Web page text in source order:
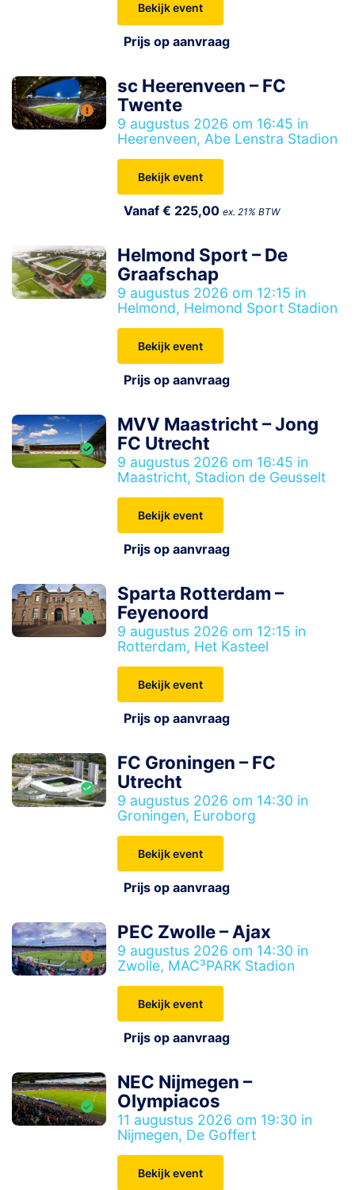
Bekijk event
Prijs op aanvraag
sc Heerenveen – FC
Twente
9 augustus 2026 om 16:45 in
Heerenveen, Abe Lenstra Stadion
Bekijk event
Vanaf € 225,00ex. 21% BTW
Helmond Sport – De
Graafschap
9 augustus 2026 om 12:15 in
Helmond, Helmond Sport Stadion
Bekijk event
Prijs op aanvraag
MVV Maastricht – Jong
FC Utrecht
9 augustus 2026 om 16:45 in
Maastricht, Stadion de Geusselt
Bekijk event
Prijs op aanvraag
Sparta Rotterdam –
Feyenoord
9 augustus 2026 om 12:15 in
Rotterdam, Het Kasteel
Bekijk event
Prijs op aanvraag
FC Groningen – FC
Utrecht
9 augustus 2026 om 14:30 in
Groningen, Euroborg
Bekijk event
Prijs op aanvraag
PEC Zwolle – Ajax
9 augustus 2026 om 14:30 in
Zwolle, MAC³PARK Stadion
Bekijk event
Prijs op aanvraag
NEC Nijmegen –
Olympiacos
11 augustus 2026 om 19:30 in
Nijmegen, De Goffert
Bekijk event